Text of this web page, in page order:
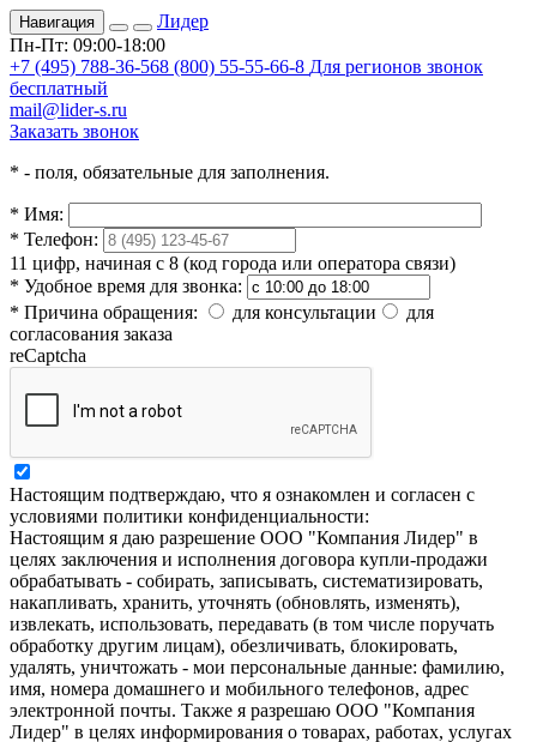
Навигация
Лидер
Пн-Пт: 09:00-18:00
+7 (495) 788-36-568 (800) 55-55-66-8 Для регионов звонок
бесплатный
mail@lider-s.ru
Заказать звонок
* - поля, обязательные для заполнения.
* Имя:
* Телефон:
11 цифр, начиная с 8 (код города или оператора связи)
* Удобное время для звонка:
* Причина обращения: для консультации
для
согласования заказа
reCaptcha
Настоящим подтверждаю, что я ознакомлен и согласен с
условиями политики конфиденциальности:
Настоящим я даю разрешение ООО "Компания Лидер" в
целях заключения и исполнения договора купли-продажи
обрабатывать - собирать, записывать, систематизировать,
накапливать, хранить, уточнять (обновлять, изменять),
извлекать, использовать, передавать (в том числе поручать
обработку другим лицам), обезличивать, блокировать,
удалять, уничтожать - мои персональные данные: фамилию,
имя, номера домашнего и мобильного телефонов, адрес
электронной почты. Также я разрешаю ООО "Компания
Лидер" в целях информирования о товарах, работах, услугах